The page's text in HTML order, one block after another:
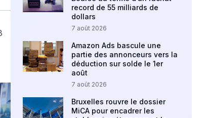
record de 55 milliards de
dollars
7 août 2026
Amazon Ads bascule une
partie des annonceurs vers la
déduction sur solde le 1er
août
7 août 2026
Bruxelles rouvre le dossier
MiCA pour encadrer les